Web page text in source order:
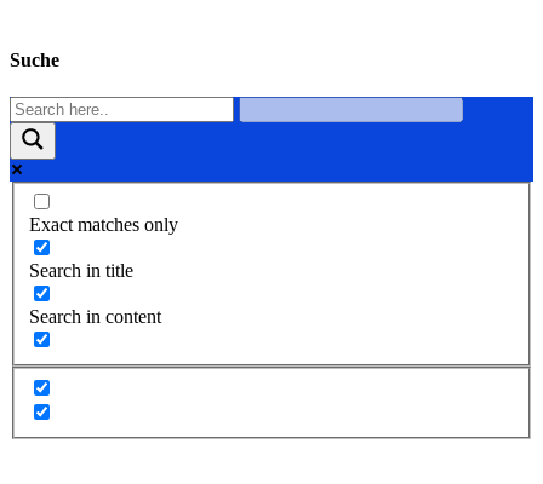
Suche
Exact matches only
Search in title
Search in content